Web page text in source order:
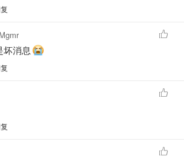
scotland.police.uk，版权属于原作者
最后一次出现是在应该时间4月11日下
位于Carn Mor Dearg 山顶附近，之后
但他并未如期返回。
坏消息